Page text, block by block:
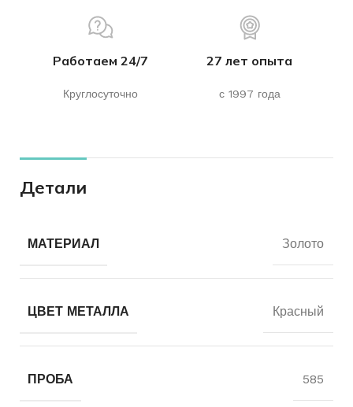
Работаем 24/7
Круглосуточно
27 лет опыта
с 1997 года
Детали
МАТЕРИАЛ Золото
ЦВЕТ МЕТАЛЛА Красный
ПРОБА 585